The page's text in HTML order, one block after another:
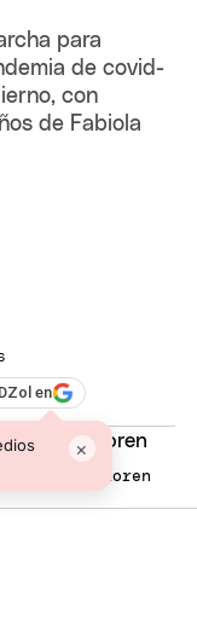
para
de covid-
con
de Fabiola
en
×
@veroloren